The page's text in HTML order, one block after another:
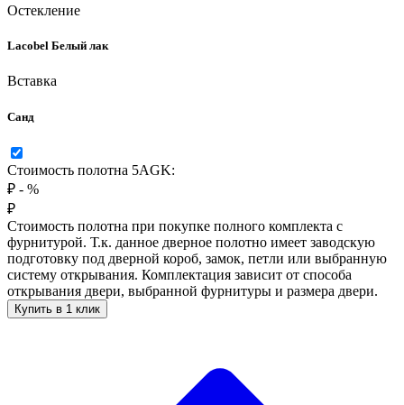
Остекление
Lacobel Белый лак
Вставка
Санд
Стоимость полотна 5AGK:
₽ - %
₽
Стоимость полотна при покупке полного комплекта с
фурнитурой. Т.к. данное дверное полотно имеет заводскую
подготовку под дверной короб, замок, петли или выбранную
систему открывания. Комплектация зависит от способа
открывания двери, выбранной фурнитуры и размера двери.
Купить в 1 клик